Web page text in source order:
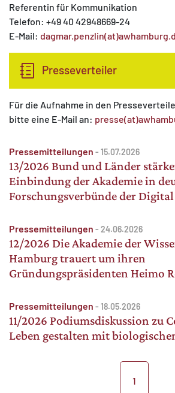
Referentin für Kommunikation
Telefon: +49 40 42948669-24
E-Mail:
Presseverteiler
Für die Aufnahme in den
bitte eine E-Mail an:
Pressemitteilungen - 15.07.2026
13/2026 Bund und Länder
Einbindung der Akademie in
Forschungsverbünde der
Pressemitteilungen - 24.06.2026
12/2026 Die Akademie der
Hamburg trauert um ihren
Gründungspräsidenten Heimo
Pressemitteilungen - 18.05.2026
11/2026 Podiumsdiskussion zu
Leben gestalten mit
1